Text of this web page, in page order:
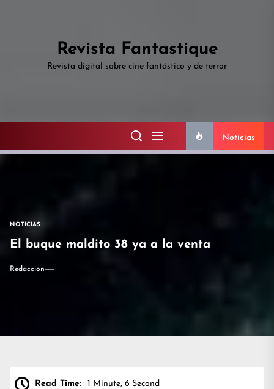
Revista Fantastique
Revista digital sobre cine fantástico y de terror
Noticias
NOTICIAS
El buque maldito 38 ya a la venta
Redaccion
Read Time: 1 Minute, 6 Second